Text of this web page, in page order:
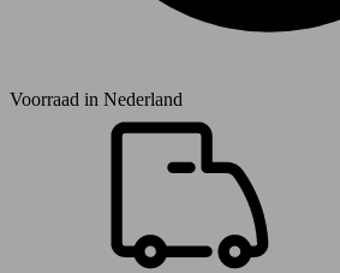
Voorraad in Nederland